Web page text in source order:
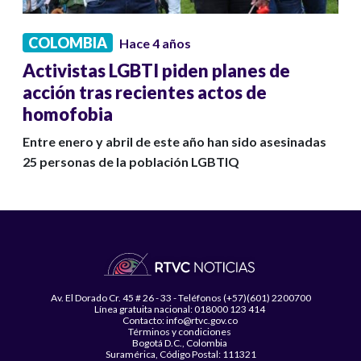
COLOMBIA Hace 4 años
Activistas LGBTI piden planes de
acción tras recientes actos de
homofobia
Entre enero y abril de este año han sido asesinadas
25 personas de la población LGBTIQ
Av. El Dorado Cr. 45 # 26 - 33 - Teléfonos (+57)(601) 2200700
Línea gratuita nacional: 018000 123 414
Contacto: info@rtvc.gov.co
Términos y condiciones
Bogotá D.C., Colombia
Suramérica, Código Postal: 111321